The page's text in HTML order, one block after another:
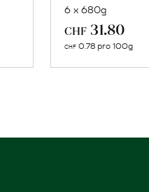
6 x 680g
CHF 31.80
CHF 0.78 pro 100g